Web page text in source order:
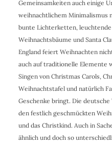
Gemeinsamkeiten auch einige
weihnachtlichem Minimalismus
bunte Lichterketten,
Weihnachtsbäume und Santa
England feiert Weihnachten
auch auf traditionelle Elemente
Singen von Christmas Carols,
Weihnachtstafel und natürlich
Geschenke bringt. Die
den festlich geschmückten
und das Christkind. Auch in
ähnlich und doch so